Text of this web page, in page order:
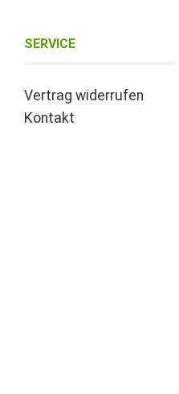
SERVICE
Vertrag widerrufen
Kontakt